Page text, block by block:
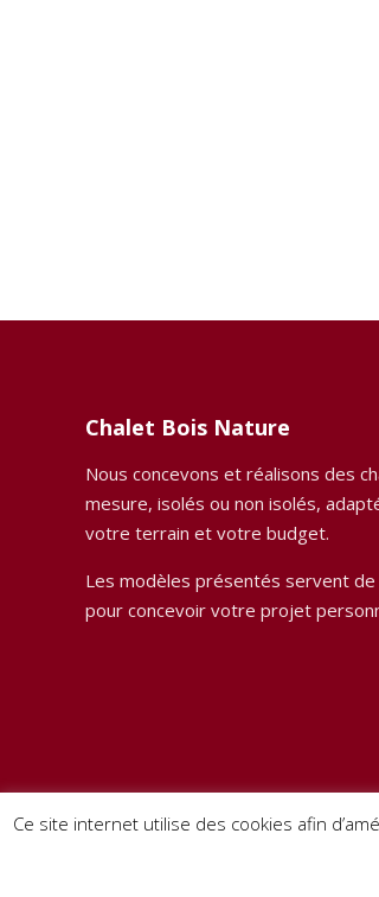
Chalet Bois Nature
Nous concevons et réalisons des
mesure, isolés ou non isolés,
votre terrain et votre budget.
Les modèles présentés servent
pour concevoir votre projet
© 2024
Ce site internet utilise des cookies afin